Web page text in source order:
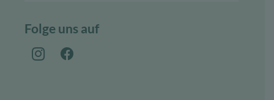
Folge uns auf